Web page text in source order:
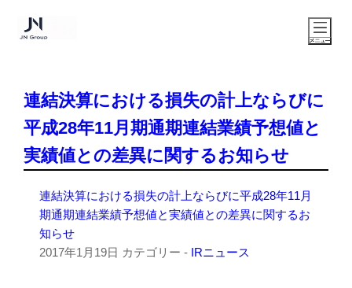
連結決算における損失の計上ならびに
平成28年11月期通期連結業績予想値と
実績値との差異に関するお知らせ
連結決算における損失の計上ならびに平成28年11月
期通期連結業績予想値と実績値との差異に関するお
知らせ
2017年1月19日 カテゴリー - IRニュース